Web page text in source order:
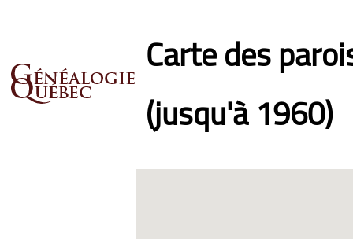
Carte des
(jusqu'à 1960)